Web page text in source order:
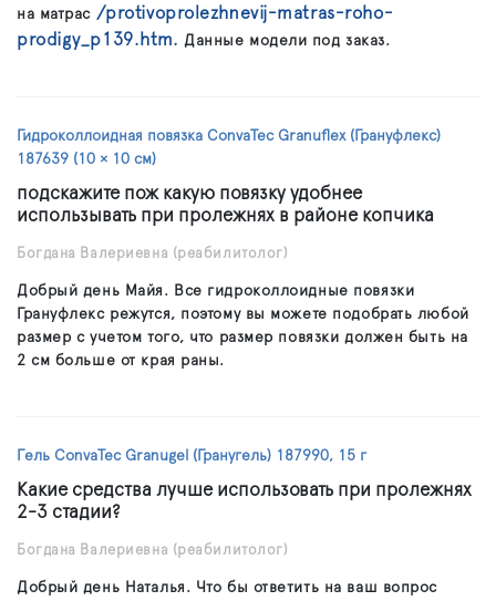
на матрас /protivoprolezhnevij-matras-roho-
prodigy_p139.htm. Данные модели под заказ.
Гидроколлоидная повязка ConvaTec Granuflex (Грануфлекс)
187639 (10 × 10 см)
подскажите пож какую повязку удобнее
использывать при пролежнях в районе копчика
Богдана Валериевна (реабилитолог)
Добрый день Майя. Все гидроколлоидные повязки
Грануфлекс режутся, поэтому вы можете подобрать любой
размер с учетом того, что размер повязки должен быть на
2 см больше от края раны.
Гель ConvaTec Granugel (Гранугель) 187990, 15 г
Какие средства лучше использовать при пролежнях
2-3 стадии?
Богдана Валериевна (реабилитолог)
Добрый день Наталья. Что бы ответить на ваш вопрос